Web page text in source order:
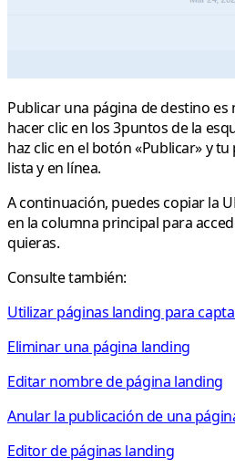
Publicar una página de destino es
hacer clic en los3puntosde la
haz clic en el botón «Publicar» y
lista y en línea.
A continuación, puedes copiar la
en la columna principal para
quieras.
Consulte también:
Utilizar páginas landing para
Eliminar una página landing
Editar nombre de página landing
Anular la publicación de una
Editor de páginas landing